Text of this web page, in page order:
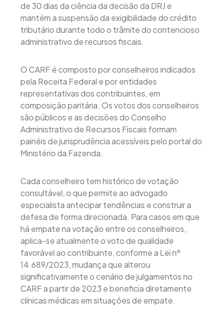
de 30 dias da ciência da decisão da DRJ e
mantém a suspensão da exigibilidade do crédito
tributário durante todo o trâmite do contencioso
administrativo de recursos fiscais.
O CARF é composto por conselheiros indicados
pela Receita Federal e por entidades
representativas dos contribuintes, em
composição paritária. Os votos dos conselheiros
são públicos e as decisões do Conselho
Administrativo de Recursos Fiscais formam
painéis de jurisprudência acessíveis pelo portal do
Ministério da Fazenda.
Cada conselheiro tem histórico de votação
consultável, o que permite ao advogado
especialista antecipar tendências e construir a
defesa de forma direcionada. Para casos em que
há empate na votação entre os conselheiros,
aplica-se atualmente o voto de qualidade
favorável ao contribuinte, conforme a Lei nº
14.689/2023, mudança que alterou
significativamente o cenário de julgamentos no
CARF a partir de 2023 e beneficia diretamente
clínicas médicas em situações de empate.